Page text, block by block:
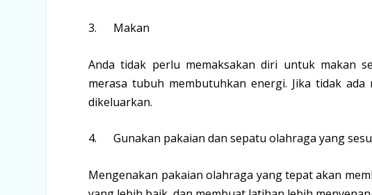
3. Makan
Anda tidak perlu memaksakan diri untuk makan
merasa tubuh membutuhkan energi. Jika tidak
dikeluarkan.
4. Gunakan pakaian dan sepatu olahraga yang
Mengenakan pakaian olahraga yang tepat akan